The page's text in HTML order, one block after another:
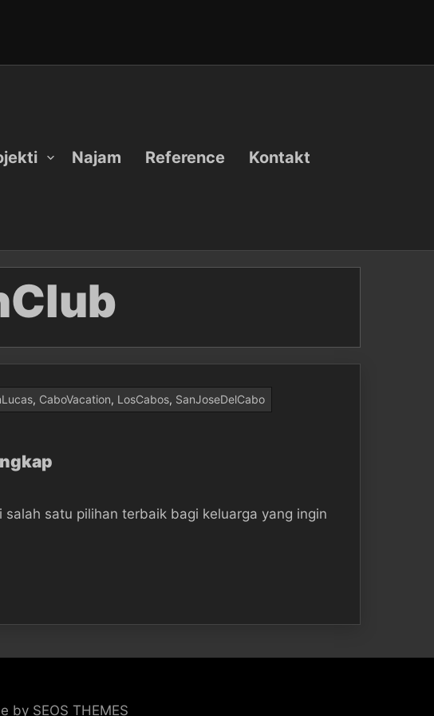
Najam Reference Kontakt
, CaboVacation, LosCabos, SanJoseDelCabo
satu pilihan terbaik bagi keluarga yang ingin
by SEOS THEMES